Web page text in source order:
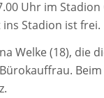
Uhr im
Stadion ist frei.
Welke (18), die